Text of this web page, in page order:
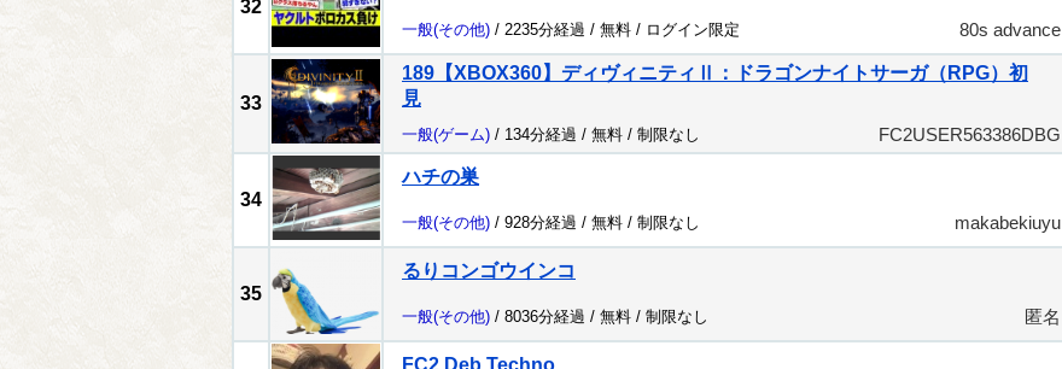
32
一般(その他) / 2235分経過 / 無料 / ログイン限定 80s advance
33
189【XBOX360】ディヴィニティⅡ：ドラゴンナイトサーガ（RPG）初
見
一般(ゲーム) / 134分経過 / 無料 / 制限なし FC2USER563386DBG
34
ハチの巣
一般(その他) / 928分経過 / 無料 / 制限なし makabekiuyu
35
るりコンゴウインコ
一般(その他) / 8036分経過 / 無料 / 制限なし 匿名
FC2 Deb Techno